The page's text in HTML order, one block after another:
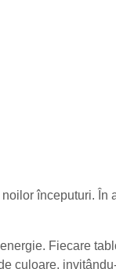
începuturi.
Fiecare